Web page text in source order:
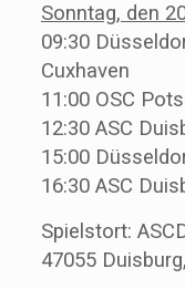
Sonntag, den
09:30
Cuxhaven
11:00 OSC
12:30 ASC
15:00
16:30 ASC
Spielstort:
47055 Duisburg,